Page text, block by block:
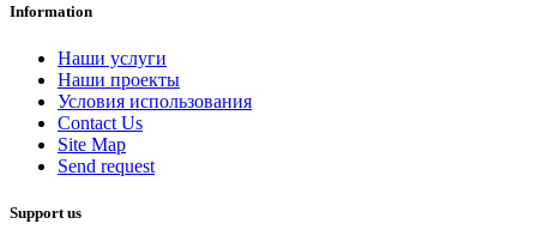
Information
Наши услуги
Наши проекты
Условия использования
Contact Us
Site Map
Send request
Support us